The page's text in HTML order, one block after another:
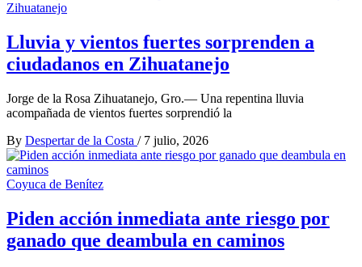
Zihuatanejo
Lluvia y vientos fuertes sorprenden a
ciudadanos en Zihuatanejo
Jorge de la Rosa Zihuatanejo, Gro.— Una repentina lluvia
acompañada de vientos fuertes sorprendió la
By Despertar de la Costa / 7 julio, 2026
Coyuca de Benítez
Piden acción inmediata ante riesgo por
ganado que deambula en caminos